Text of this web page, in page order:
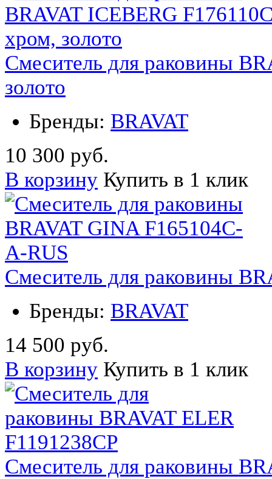
Смеситель для раковины
золото
Бренды: BRAVAT
10 300 руб.
В корзину Купить в 1 клик
Смеситель для раковины
Бренды: BRAVAT
14 500 руб.
В корзину Купить в 1 клик
Смеситель для раковины